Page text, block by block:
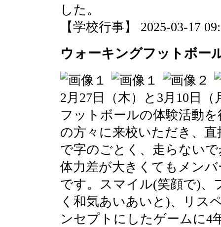
した。
【学校行事】 2025-03-17
ウォーキングフットボー
2月27日（木）と3月10日
フットボールの体験活動
の方々に来校いただき、
で字のごとく、走らない
体力差が大きくてもメン
です。スマイル(笑顔で)、
く和気あいあいと)、リス
ンセプトにしたゲームに4